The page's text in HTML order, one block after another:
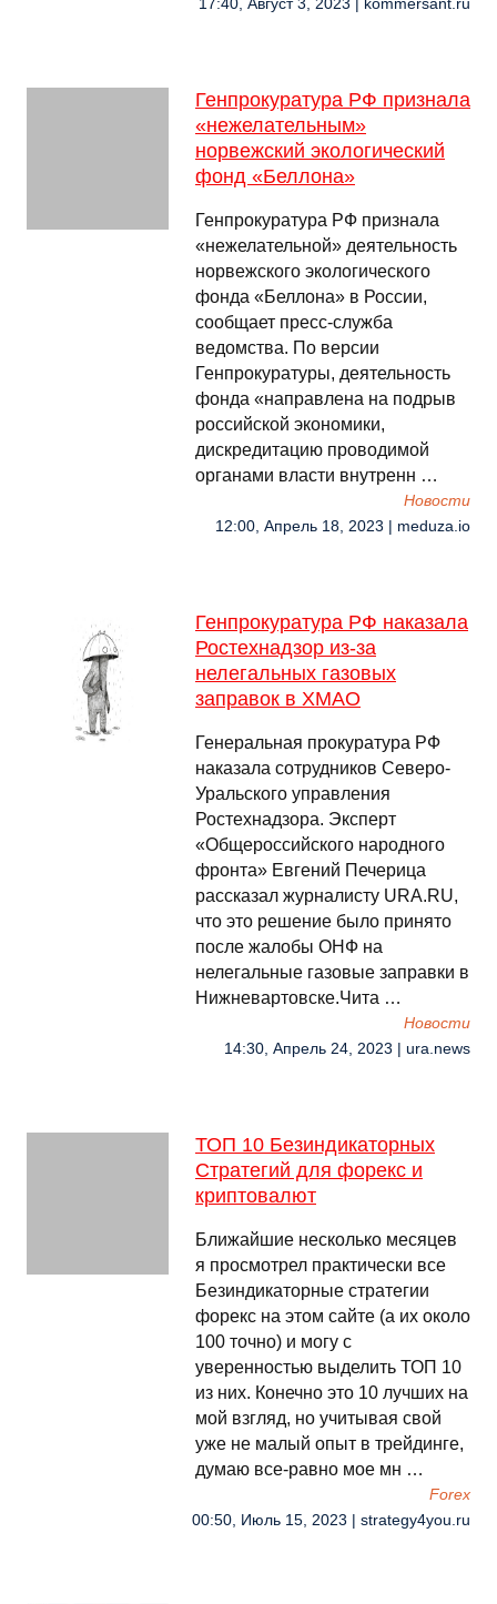
17:40, Август 3, 2023 | kommersant.ru
Генпрокуратура РФ признала
«нежелательным»
норвежский экологический
фонд «Беллона»
Генпрокуратура РФ признала
«нежелательной» деятельность
норвежского экологического
фонда «Беллона» в России,
сообщает пресс-служба
ведомства. По версии
Генпрокуратуры, деятельность
фонда «направлена на подрыв
российской экономики,
дискредитацию проводимой
органами власти внутренн …
Новости
12:00, Апрель 18, 2023 | meduza.io
Генпрокуратура РФ наказала
Ростехнадзор из-за
нелегальных газовых
заправок в ХМАО
Генеральная прокуратура РФ
наказала сотрудников Северо-
Уральского управления
Ростехнадзора. Эксперт
«Общероссийского народного
фронта» Евгений Печерица
рассказал журналисту URA.RU,
что это решение было принято
после жалобы ОНФ на
нелегальные газовые заправки в
Нижневартовске.Чита …
Новости
14:30, Апрель 24, 2023 | ura.news
ТОП 10 Безиндикаторных
Стратегий для форекс и
криптовалют
Ближайшие несколько месяцев
я просмотрел практически все
Безиндикаторные стратегии
форекс на этом сайте (а их около
100 точно) и могу с
уверенностью выделить ТОП 10
из них. Конечно это 10 лучших на
мой взгляд, но учитывая свой
уже не малый опыт в трейдинге,
думаю все-равно мое мн …
Forex
00:50, Июль 15, 2023 | strategy4you.ru